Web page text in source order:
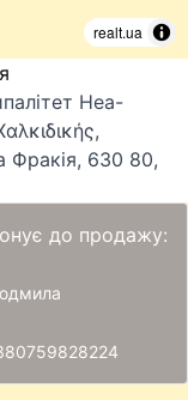
realt.ua
Неа-
Фракія, 630 80,
до продажу: